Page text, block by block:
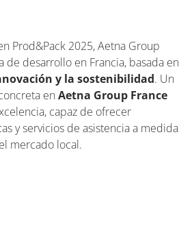
Prod&Pack 2025, Aetna Group
de desarrollo en Francia, basada en
y la sostenibilidad. Un
en Aetna Group France
capaz de ofrecer
y servicios de asistencia a medida
mercado local.